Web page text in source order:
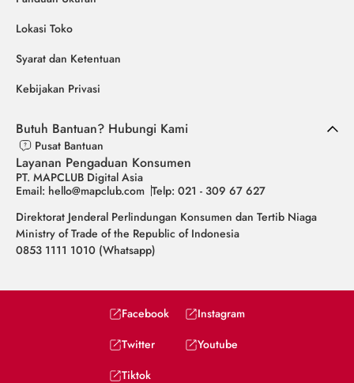
Lokasi Toko
Syarat dan Ketentuan
Kebijakan Privasi
Butuh Bantuan? Hubungi Kami
Pusat Bantuan
Layanan Pengaduan Konsumen
PT. MAPCLUB Digital Asia
Email: hello@mapclub.com Telp: 021 - 309 67 627
Direktorat Jenderal Perlindungan Konsumen dan Tertib Niaga
Ministry of Trade of the Republic of Indonesia
0853 1111 1010 (Whatsapp)
Facebook
Instagram
Twitter
Youtube
Tiktok